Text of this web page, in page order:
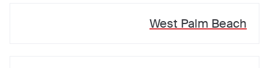
West Palm Beach